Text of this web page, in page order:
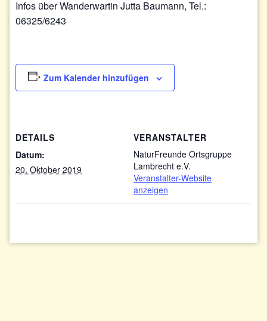
Infos über Wanderwartin Jutta Baumann, Tel.:
06325/6243
Zum Kalender hinzufügen
DETAILS
Datum:
20. Oktober 2019
VERANSTALTER
NaturFreunde Ortsgruppe
Lambrecht e.V.
Veranstalter-Website
anzeigen